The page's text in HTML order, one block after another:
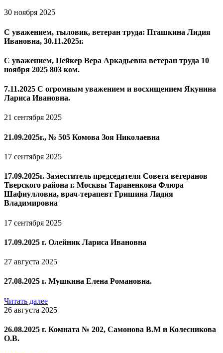
30 ноября 2025
С уважением, тыловик, ветеран труда: Пташкина Лидия
Ивановна, 30.11.2025г.
С уважением, Пейкер Вера Аркадьевна ветеран труда 10
ноября 2025 803 ком.
7.11.2025 С огромным уважением и восхищением Якунина
Лариса Ивановна.
21 сентября 2025
21.09.2025г., № 505 Комова Зоя Николаевна
17 сентября 2025
17.09.2025г. Заместитель председателя Совета ветеранов
Тверского района г. Москвы Тараненкова Флюра
Шафиулловна, врач-терапевт Гришина Лидия
Владимировна
17 сентября 2025
17.09.2025 г. Олейник Лариса Ивановна
27 августа 2025
27.08.2025 г. Мушкина Елена Романовна.
Читать далее
26 августа 2025
26.08.2025 г. Комната № 202, Самонова В.М и Колесникова
О.В.